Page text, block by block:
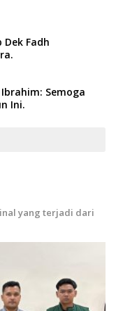
Fadh
Ibrahim: Semoga
Ini.
yang terjadi dari